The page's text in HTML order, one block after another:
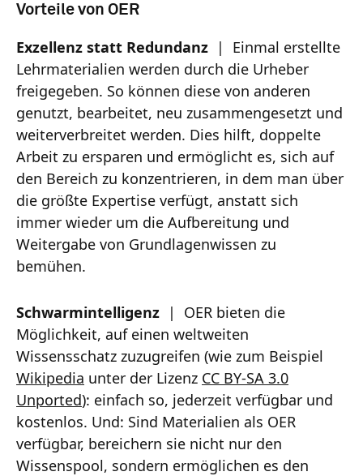
Vorteile von OER
Exzellenz statt Redundanz | Einmal erstellte
Lehrmaterialien werden durch die Urheber
freigegeben. So können diese von anderen
genutzt, bearbeitet, neu zusammengesetzt und
weiterverbreitet werden. Dies hilft, doppelte
Arbeit zu ersparen und ermöglicht es, sich auf
den Bereich zu konzentrieren, in dem man über
die größte Expertise verfügt, anstatt sich
immer wieder um die Aufbereitung und
Weitergabe von Grundlagenwissen zu
bemühen.
Schwarmintelligenz | OER bieten die
Möglichkeit, auf einen weltweiten
Wissensschatz zuzugreifen (wie zum Beispiel
Wikipedia unter der Lizenz CC BY-SA 3.0
Unported): einfach so, jederzeit verfügbar und
kostenlos. Und: Sind Materialien als OER
verfügbar, bereichern sie nicht nur den
Wissenspool, sondern ermöglichen es den